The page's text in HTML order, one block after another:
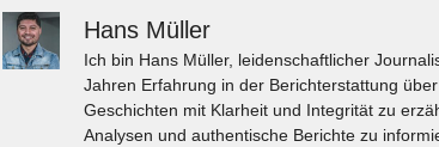
Hans Müller
Ich bin Hans Müller, leidenschaftlicher
Jahren Erfahrung in der Berichterstattung
Geschichten mit Klarheit und Integrität zu
Analysen und authentische Berichte zu